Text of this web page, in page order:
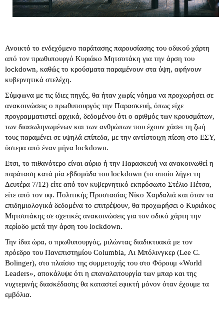
Ανοικτό το ενδεχόμενο παράτασης παρουσίασης του οδικού χάρτη
από τον πρωθυπουργό Κυριάκο Μητσοτάκη για την άρση του
lockdown, καθώς το κρούσματα παραμένουν στα ύψη, αφήνουν
κυβερνητικά στελέχη.
Σύμφωνα με τις ίδιες πηγές, θα ήταν χωρίς νόημα να προχωρήσει σε
ανακοινώσεις ο πρωθυπουργός την Παρασκευή, όπως είχε
προγραμματιστεί αρχικά, δεδομένου ότι ο αριθμός των κρουσμάτων,
των διασωληνωμένων και των ανθρώπων που έχουν χάσει τη ζωή
τους παραμένει σε υψηλά επίπεδα, με την αντίστοιχη πίεση στο ΕΣΥ,
ύστερα από έναν μήνα lockdown.
Ετσι, το πιθανότερο είναι αύριο ή την Παρασκευή να ανακοινωθεί η
παράταση κατά μία εβδομάδα του lockdown (το οποίο λήγει τη
Δευτέρα 7/12) είτε από τον κυβερνητικό εκπρόσωπο Στέλιο Πέτσα,
είτε από τον υφ. Πολιτικής Προστασίας Νίκο Χαρδαλιά και όταν τα
επιδημιολογικά δεδομένα το επιτρέψουν, θα προχωρήσει ο Κυριάκος
Μητσοτάκης σε σχετικές ανακοινώσεις για τον οδικό χάρτη την
περίοδο μετά την άρση του lockdown.
Την ίδια ώρα, ο πρωθυπουργός, μιλώντας διαδικτυακά με τον
πρόεδρο του Πανεπιστημίου Columbia, Λι Μπόλινγκερ (Lee C.
Bolinger), στο πλαίσιο της συμμετοχής του στο Φόρουμ «World
Leaders», αποκάλυψε ότι η επαναλειτουργία των μπαρ και της
νυχτερινής διασκέδασης θα καταστεί εφικτή μόνον όταν έχουμε τα
εμβόλια.